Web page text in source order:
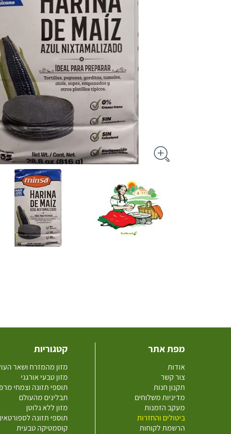
מפת אתר
אודות
צור קשר
תקנון חנות
מדיניות משלוחים
מעקב הזמנות
ביטולים והחזרות
הרשמת לקוחות
קטגוריות
מזון מהמזרח ושאר
מזון טבעי אורגני
תוספי תזונה וצמחי
תבלינים מהעולם
מזון ללא גלוטן
תוספי תזונה
קוסמטיקה טבעית